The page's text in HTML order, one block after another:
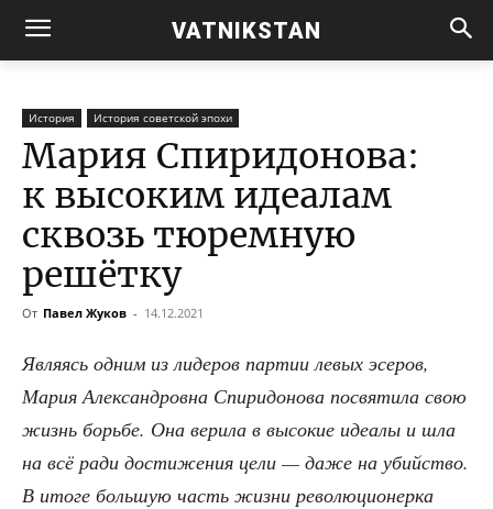
VATNIKSTAN
История История советской эпохи
Мария Спиридонова:
к высоким идеалам
сквозь тюремную
решётку
От Павел Жуков - 14.12.2021
Явля­ясь одним из лиде­ров пар­тии левых эсе­ров,
Мария Алек­сан­дров­на Спи­ри­до­но­ва посвя­ти­ла свою
жизнь борь­бе. Она вери­ла в высо­кие иде­а­лы и шла
на всё ради дости­же­ния цели — даже на убий­ство.
В ито­ге боль­шую часть жиз­ни рево­лю­ци­о­нер­ка